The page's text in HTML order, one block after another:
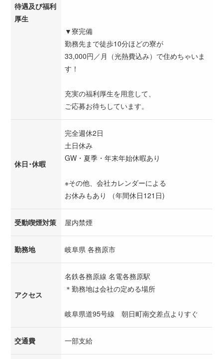
待遇及び福利
厚生
▼寮完備
勤務先まで徒歩10分ほどの寮が
33,000円／月（光熱費込み）で住めちゃいま
す！
充実の福利厚生を用意して、
ご応募お待ちしています。
休日･休暇
完全週休2日
土日休み
GW・夏季・年末年始休暇あり
※その他、会社カレンダーによる
お休みもあり （年間休日121日)
受動喫煙対策 屋内禁煙
勤務地 岐阜県 各務原市
アクセス
名鉄各務原線 名電各務原駅
＊勤務地は会社の定める場所
岐阜県道95号線 朝日町南交差点よりすぐ
交通費 一部支給